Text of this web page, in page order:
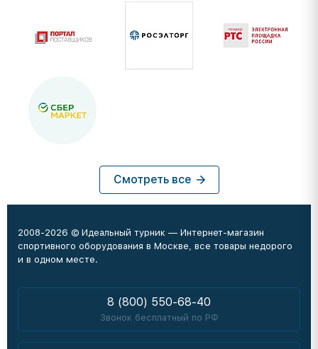
Смотреть все
2008-2026 © Идеальный турник — Интернет-магазин
спортивного оборудования в Москве, все товары недорого
и в одном месте.
8 (800) 550-68-40
Звонок бесплатный по РФ